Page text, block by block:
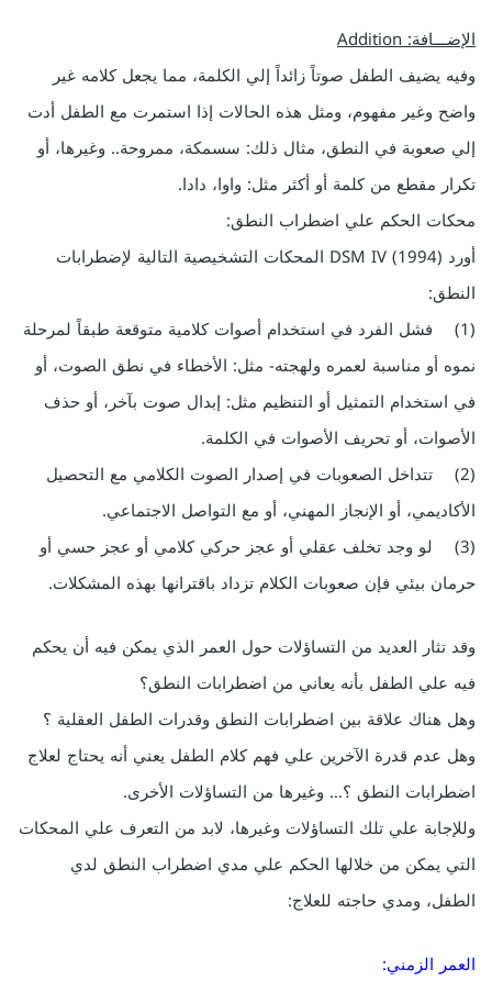
الإضـــافة: Addition
وفيه يضيف الطفل صوتاً زائداً إلي الكلمة، مما يجعل كلامه غير
واضح وغير مفهوم، ومثل هذه الحالات إذا استمرت مع الطفل أدت
إلي صعوبة في النطق، مثال ذلك: سسمكة، ممروحة.. وغيرها، أو
تكرار مقطع من كلمة أو أكثر مثل: واوا، دادا.
محكات الحكم علي اضطراب النطق:
أورد DSM IV (1994) المحكات التشخيصية التالية لإضطرابات
النطق:
(1) فشل الفرد في استخدام أصوات كلامية متوقعة طبقاً لمرحلة
نموه أو مناسبة لعمره ولهجته- مثل: الأخطاء في نطق الصوت، أو
في استخدام التمثيل أو التنظيم مثل: إبدال صوت بآخر، أو حذف
الأصوات، أو تحريف الأصوات في الكلمة.
(2) تتداخل الصعوبات في إصدار الصوت الكلامي مع التحصيل
الأكاديمي، أو الإنجاز المهني، أو مع التواصل الاجتماعي.
(3) لو وجد تخلف عقلي أو عجز حركي كلامي أو عجز حسي أو
حرمان بيئي فإن صعوبات الكلام تزداد باقترانها بهذه المشكلات.
وقد تثار العديد من التساؤلات حول العمر الذي يمكن فيه أن يحكم
فيه علي الطفل بأنه يعاني من اضطرابات النطق؟
وهل هناك علاقة بين اضطرابات النطق وقدرات الطفل العقلية ؟
وهل عدم قدرة الآخرين علي فهم كلام الطفل يعني أنه يحتاج لعلاج
اضطرابات النطق ؟… وغيرها من التساؤلات الأخرى.
وللإجابة علي تلك التساؤلات وغيرها، لابد من التعرف علي المحكات
التي يمكن من خلالها الحكم علي مدي اضطراب النطق لدي
الطفل، ومدي حاجته للعلاج:
العمر الزمني: